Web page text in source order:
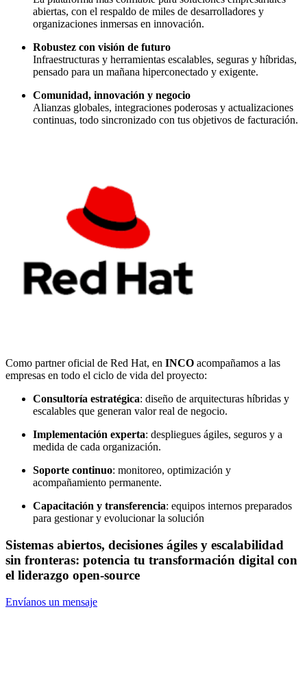
abiertas, con el respaldo de miles de desarrolladores y
organizaciones inmersas en innovación.
Robustez con visión de futuro
Infraestructuras y herramientas escalables, seguras y híbridas,
pensado para un mañana hiperconectado y exigente.
Comunidad, innovación y negocio
Alianzas globales, integraciones poderosas y actualizaciones
continuas, todo sincronizado con tus objetivos de facturación.
Como partner oficial de Red Hat, en INCO acompañamos a las
empresas en todo el ciclo de vida del proyecto:
Consultoría estratégica: diseño de arquitecturas híbridas y
escalables que generan valor real de negocio.
Implementación experta: despliegues ágiles, seguros y a
medida de cada organización.
Soporte continuo: monitoreo, optimización y
acompañamiento permanente.
Capacitación y transferencia: equipos internos preparados
para gestionar y evolucionar la solución
Sistemas abiertos, decisiones ágiles y escalabilidad
sin fronteras: potencia tu transformación digital con
el liderazgo open-source
Envíanos un mensaje